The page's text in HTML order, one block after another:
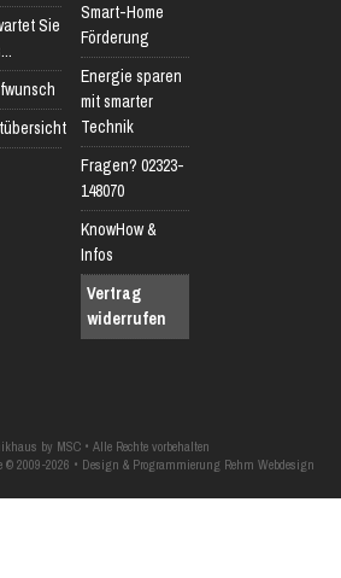
Sie
Smart-Home
Förderung
Energie sparen
mit smarter
Technik
Fragen? 02323-
148070
KnowHow &
Infos
Vertrag
widerrufen
by MSC • Alle Rechte vorbehalten
© 2009-2026 • Design & Programmierung Rehm Webdesign